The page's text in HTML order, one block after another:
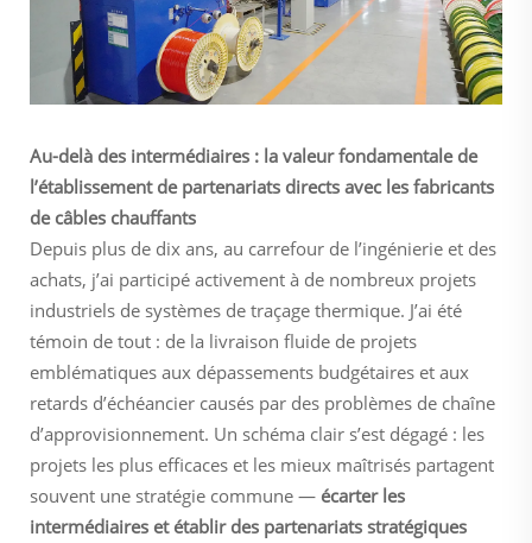
Au-delà des intermédiaires : la valeur fondamentale de
l’établissement de partenariats directs avec les fabricants
de câbles chauffants
Depuis plus de dix ans, au carrefour de l’ingénierie et des
achats, j’ai participé activement à de nombreux projets
industriels de systèmes de traçage thermique. J’ai été
témoin de tout : de la livraison fluide de projets
emblématiques aux dépassements budgétaires et aux
retards d’échéancier causés par des problèmes de chaîne
d’approvisionnement. Un schéma clair s’est dégagé : les
projets les plus efficaces et les mieux maîtrisés partagent
souvent une stratégie commune — écarter les
intermédiaires et établir des partenariats stratégiques